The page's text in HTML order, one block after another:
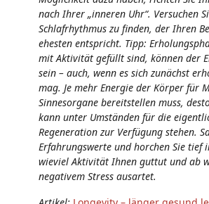
nach Ihrer „inneren Uhr“. Versuchen
Schlafrhythmus zu finden, der Ihren
ehesten entspricht. Tipp:
mit Aktivität gefüllt sind, können der
sein – auch, wenn es sich zunächst
mag. Je mehr Energie der Körper für
Sinnesorgane bereitstellen muss,
kann unter Umständen für die
Regeneration zur Verfügung stehen.
Erfahrungswerte und horchen Sie tief
wieviel Aktivität Ihnen guttut und ab
negativem Stress ausartet.